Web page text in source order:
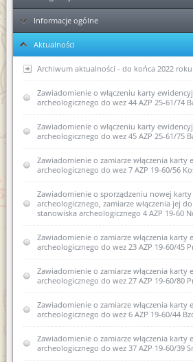
Ełk
Elbląg
Informacje ogólne
KPA - sposób postępowania podczas
Ponowne wykorzystanie informacji
Kolejność rozpatrywania spraw
Skargi i wnioski
Regulaminy Urzędu
Regulamin Organizacyjny WUOZ w
Statut prawny
Majątek
Podstawa prawna
USTAWA o ochronie zabytków i opiece
2003 nr 162, poz. 1568)
USTAWA z dnia 16 kwietnia 2004 r o
Nr 92, poz. 880)
USTAWA z dnia 27 marca 2003 r. o
zagospodarowaniu przestrzennym (Dz.
r.)
Rozporządzenie w sprawie oraganizacji
ochrony zabytków (Dz.U. z 2004r. nr 75
USTAWA z dnia 29 stycznia 2004 r
Wykaz stanowisk WUOZ i kontakty
Elektroniczna Skrzynka Podawcza -
drogą elektroniczną
Kierownictwo jednostki
DEKLARACJA DOSTĘPNOŚCI
Aktualności
Archiwum aktualności - do końca 2022 roku
Zawiadomienie o wszczęciu
sprawie wpisania do rejestru zabytków
piechoty w Biskupcu
Zawiadomienie o zamiarze sporządzenia
ewidencyjnej zabytku archeologicznego
wojewódzkiej ewidencji zabytków II AZP
Pozwolenie w sprawie
archeologicznych
Zmiany w Kodeksie postępowania
(poradnik)
Wycinka drzew od 1 stycznia 2017 r
Współpraca Generalnego Konserwatora
Konserwatora Przyrody
Obowiązki właścicieli i posiadaczy
Współczesne metody konserwacji
zabytkowego - termomodernizacja
Porozumienie z dnia 28 sierpnia 2014r.
Zawiadomienie o wydaniu decyzji w
Zawiadomienie o włączeniu karty
archeologicznego do wez 44 AZP 25-61/74
Zawiadomienie o włączeniu karty
archeologicznego do wez 45 AZP 25-61/75
Zawiadomienie o zamiarze włączenia karty
archeologicznego do wez 7 AZP 19-60/56
Zawiadomienie o sporządzeniu nowej
archeologicznego, zamiarze włączenia jej
stanowiska archeologicznego 4 AZP 19-60
Zawiadomienie o zamiarze włączenia karty
archeologicznego do wez 23 AZP 19-60/45
Zawiadomienie o zamiarze włączenia karty
archeologicznego do wez 27 AZP 19-60/80
Zawiadomienie o zamiarze włączenia karty
archeologicznego do wez 6 AZP 19-60/44
Zawiadomienie o zamiarze włączenia karty
archeologicznego do wez 37 AZP 19-60/39